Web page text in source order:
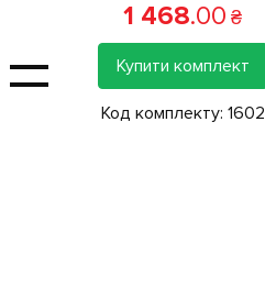
=
1 468.00 ₴
Купити комплект
Код комплекту: 1602